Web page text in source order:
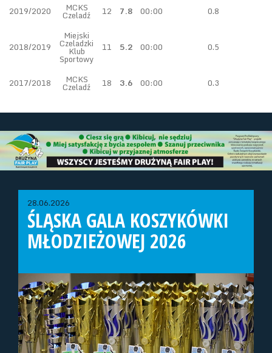
2019/2020 MCKS
Czeladź 12 7.8 00:00 0.8
2018/2019
Miejski
Czeladzki
Klub
Sportowy
11 5.2 00:00 0.5
2017/2018 MCKS
Czeladź 18 3.6 00:00 0.3
28.06.2026
ŚLĄSKA GALA KOSZYKÓWKI
MŁODZIEŻOWEJ 2026